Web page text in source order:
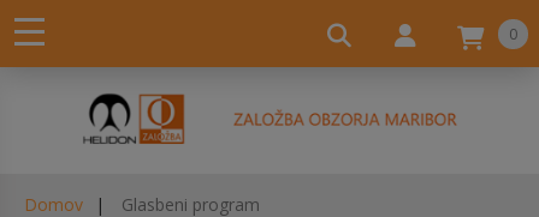
0
Domov Glasbeni program